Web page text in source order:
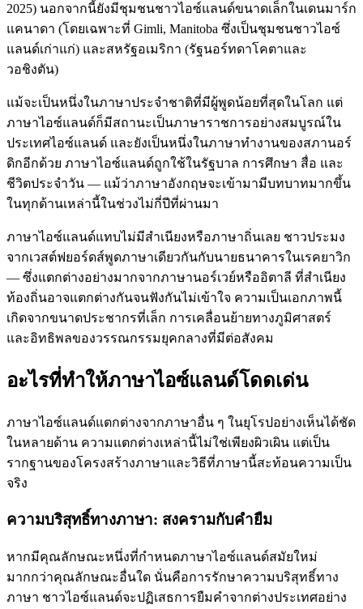
2025) นอกจากนี้ยังมีชุมชนชาวไอซ์แลนด์ขนาดเล็กในเดนมาร์ก
แคนาดา (โดยเฉพาะที่ Gimli, Manitoba ซึ่งเป็นชุมชนชาวไอซ์
แลนด์เก่าแก่) และสหรัฐอเมริกา (รัฐนอร์ทดาโคตาและ
วอชิงตัน)
แม้จะเป็นหนึ่งในภาษาประจำชาติที่มีผู้พูดน้อยที่สุดในโลก แต่
ภาษาไอซ์แลนด์ก็มีสถานะเป็นภาษาราชการอย่างสมบูรณ์ใน
ประเทศไอซ์แลนด์ และยังเป็นหนึ่งในภาษาทำงานของสภานอร์
ดิกอีกด้วย ภาษาไอซ์แลนด์ถูกใช้ในรัฐบาล การศึกษา สื่อ และ
ชีวิตประจำวัน — แม้ว่าภาษาอังกฤษจะเข้ามามีบทบาทมากขึ้น
ในทุกด้านเหล่านี้ในช่วงไม่กี่ปีที่ผ่านมา
ภาษาไอซ์แลนด์แทบไม่มีสำเนียงหรือภาษาถิ่นเลย ชาวประมง
จากเวสต์ฟยอร์ดส์พูดภาษาเดียวกันกับนายธนาคารในเรคยาวิก
— ซึ่งแตกต่างอย่างมากจากภาษานอร์เวย์หรืออิตาลี ที่สำเนียง
ท้องถิ่นอาจแตกต่างกันจนฟังกันไม่เข้าใจ ความเป็นเอกภาพนี้
เกิดจากขนาดประชากรที่เล็ก การเคลื่อนย้ายทางภูมิศาสตร์
และอิทธิพลของวรรณกรรมยุคกลางที่มีต่อสังคม
อะไรที่ทำให้ภาษาไอซ์แลนด์โดดเด่น
ภาษาไอซ์แลนด์แตกต่างจากภาษาอื่น ๆ ในยุโรปอย่างเห็นได้ชัด
ในหลายด้าน ความแตกต่างเหล่านี้ไม่ใช่เพียงผิวเผิน แต่เป็น
รากฐานของโครงสร้างภาษาและวิธีที่ภาษานี้สะท้อนความเป็น
จริง
ความบริสุทธิ์ทางภาษา: สงครามกับคำยืม
หากมีคุณลักษณะหนึ่งที่กำหนดภาษาไอซ์แลนด์สมัยใหม่
มากกว่าคุณลักษณะอื่นใด นั่นคือการรักษาความบริสุทธิ์ทาง
ภาษา ชาวไอซ์แลนด์จะปฏิเสธการยืมคำจากต่างประเทศอย่าง